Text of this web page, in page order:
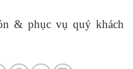
& phục vụ quý khách